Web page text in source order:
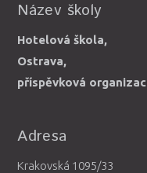
Název školy
Hotelová škola,
Ostrava,
příspěvková
Adresa
Krakovská 1095/33